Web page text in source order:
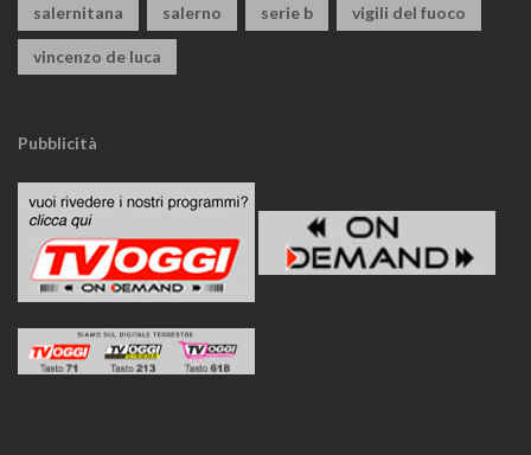
salernitana salerno serie b vigili del fuoco
vincenzo de luca
Pubblicità